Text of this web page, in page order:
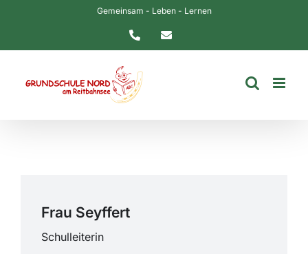
Gemeinsam - Leben - Lernen
TelefonE-
Frau Seyffert
Schulleiterin